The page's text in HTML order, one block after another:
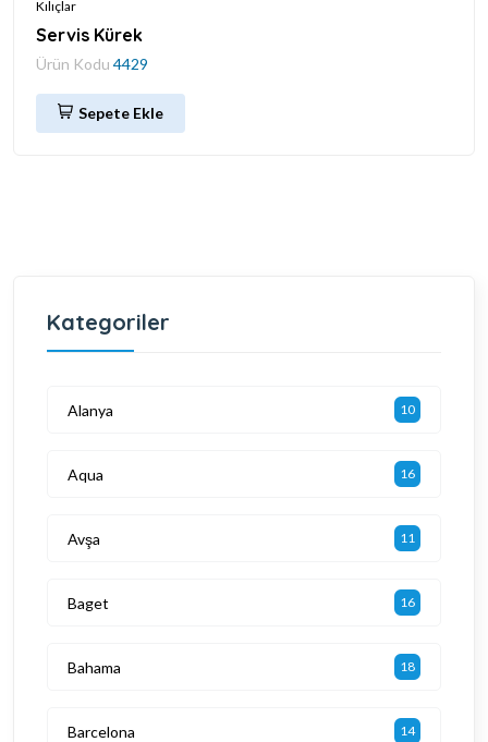
Kılıçlar
Servis Kürek
Ürün Kodu 4429
Sepete Ekle
Kategoriler
Alanya 10
Aqua 16
Avşa 11
Baget 16
Bahama 18
Barcelona 14